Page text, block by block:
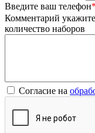
Введите ваш телефон*
Комментарий
количество наборов
Согласие на